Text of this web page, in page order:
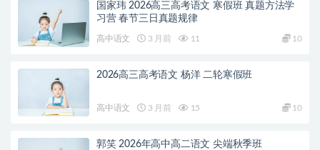
国家玮 2026高三高考语文 寒假班 真题方法学
习营 春节三日真题规律
高中语文 3 月前 11 10
2026高三高考语文 杨洋 二轮寒假班
高中语文 3 月前 15 10
郭笑 2026年高中高二语文 尖端秋季班